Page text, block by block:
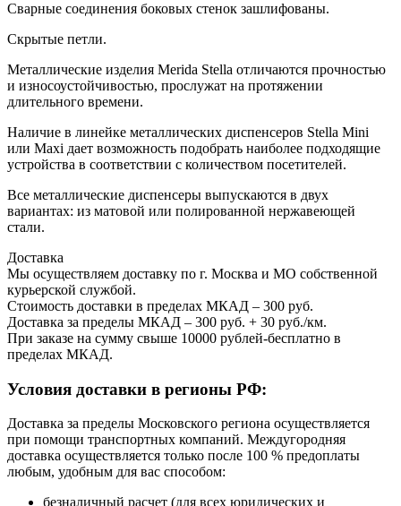
Сварные соединения боковых стенок зашлифованы.
Скрытые петли.
Металлические изделия Merida Stella отличаются прочностью
и износоустойчивостью, прослужат на протяжении
длительного времени.
Наличие в линейке металлических диспенсеров Stella Mini
или Maxi дает возможность подобрать наиболее подходящие
устройства в соответствии с количеством посетителей.
Все металлические диспенсеры выпускаются в двух
вариантах: из матовой или полированной нержавеющей
стали.
Доставка
Мы осуществляем доставку по г. Москва и МО собственной
курьерской службой.
Стоимость доставки в пределах МКАД – 300 руб.
Доставка за пределы МКАД – 300 руб. + 30 руб./км.
При заказе на сумму свыше 10000 рублей-бесплатно в
пределах МКАД.
Условия доставки в регионы РФ:
Доставка за пределы Московского региона осуществляется
при помощи транспортных компаний. Междугородняя
доставка осуществляется только после 100 % предоплаты
любым, удобным для вас способом:
безналичный расчет (для всех юридических и